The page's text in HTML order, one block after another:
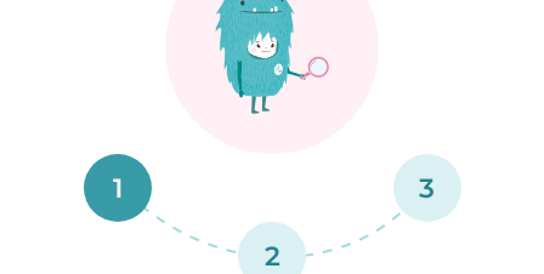
1
2
3